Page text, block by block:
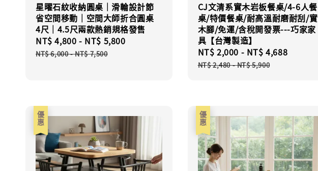
星曜石紋收納圓桌｜滑輪設計節
省空間移動｜空間大師折合圓桌
4尺｜4.5尺兩款熱銷規格發售
Sale
price
NT$ 4,800 - NT$ 5,800
NT$ 6,000-NT$ 7,500
CJ文清系實木岩板餐桌/4-6人餐
桌/特價餐桌/耐高溫耐磨耐刮/實
木腳/免運/含稅開發票---巧家家
具【台灣製造】
Sale
price
NT$ 2,000 - NT$ 4,688
NT$ 2,480-NT$ 5,900
優惠 優惠